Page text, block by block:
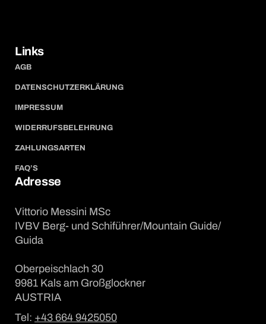
Links
AGB
DATENSCHUTZERKLÄRUNG
IMPRESSUM
WIDERRUFSBELEHRUNG
ZAHLUNGSARTEN
FAQ’S
Adresse
Vittorio Messini MSc
IVBV Berg- und Schiführer/Mountain Guide/
Guida
Oberpeischlach 30
9981 Kals am Großglockner
AUSTRIA
Tel: +43 664 9425050